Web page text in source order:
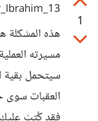
1
13_Omar_Ibrahim
هذه
مسيرته
سيتحمل بقية
العقبات سوى